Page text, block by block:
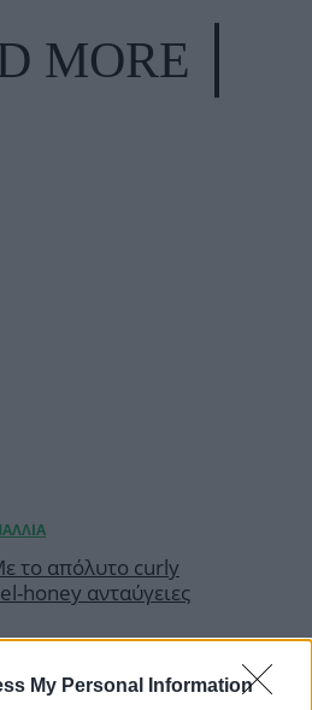
My Personal Information
MORE
το απόλυτο curly
honey ανταύγειες